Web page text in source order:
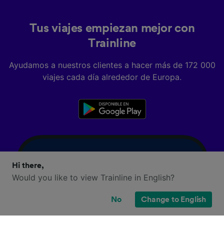
Tus viajes empiezan mejor con
Trainline
Ayudamos a nuestros clientes a hacer más de 172 000
viajes cada día alrededor de Europa.
Hi there,
Would you like to view Trainline in English?
No Change to English